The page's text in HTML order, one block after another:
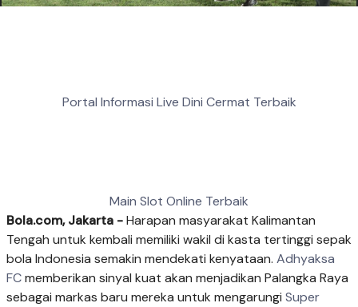
Portal Informasi Live Dini Cermat Terbaik
Main Slot Online Terbaik
Bola.com, Jakarta -Harapan masyarakat Kalimantan
Tengah untuk kembali memiliki wakil di kasta tertinggi sepak
bola Indonesia semakin mendekati kenyataan. Adhyaksa
FCmemberikan sinyal kuat akan menjadikan Palangka Raya
sebagai markas baru mereka untuk mengarungi Super